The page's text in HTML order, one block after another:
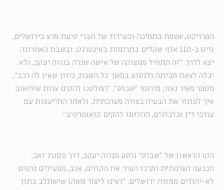
הפרויקט, שצמח בתמיכה ובעידוד של חברי סיעת מרצ בירושלים,
גייס כ-110 אלף שקלים בתרומות באינטרנט, ובשבת האחרונה
יצא לדרך. "זה התחיל ממצוקה של אישה שגרה בנווה יעקב, ולא
יכלה לצאת מביתה ולנסוע במשך כל השבת, כיוון שאין לה רכב",
מספר מאיר נאור, מיוזמי "שבוס", "החלטנו להקים צוות שיחשוב
איך לפתור את הבעיה בצורה מערכתית, ולאחר התייעצות עם
עורכי דין וכלכלנים, החלטנו להקים קואופרטיב".
הקו הראשון של "שבוס" נוסע מנווה יעקב, דרך פסגת זאב,
הגבעה הצרפתית ומרכז העיר. את הקווים, אגב, מפעילים נהגים
לא-יהודים ממזרח ירושלים. "רצינו ליצור משהו שישתלב בתוך